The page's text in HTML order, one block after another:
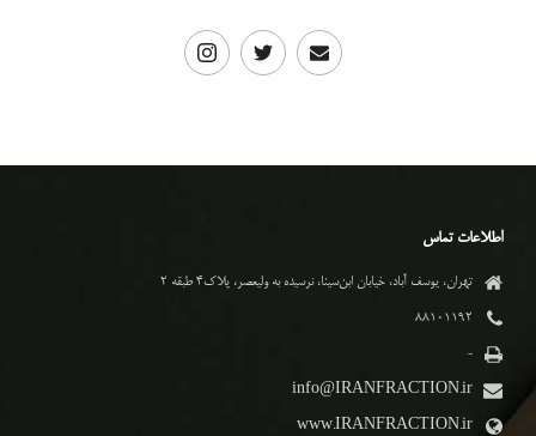
اطلاعات تماس
تهران، یوسف آباد، خیابان ابن‌سینا، نرسیده به ولیعصر، پلاک۴ طبقه ۲
۸۸۱۰۱۱۹۲
-
info@IRANFRACTION.ir
www.IRANFRACTION.ir